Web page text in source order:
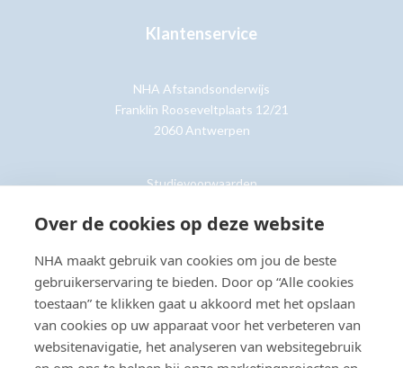
Over de cookies op deze website
NHA maakt gebruik van cookies om jou de beste
gebruikerservaring te bieden. Door op “Alle cookies
toestaan” te klikken gaat u akkoord met het opslaan
van cookies op uw apparaat voor het verbeteren van
websitenavigatie, het analyseren van websitegebruik
Klantenservice
NHA Afstandsonderwijs
Franklin Rooseveltplaats 12/21
2060 Antwerpen
Studievoorwaarden
Klantenservice »